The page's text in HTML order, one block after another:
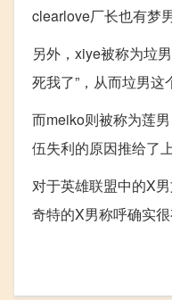
clearlove厂长也有梦
另外，xiye被称为垃
死我了”，从而垃男这
而meiko则被称为莲
伍失利的原因推给了
对于英雄联盟中的X
奇特的X男称呼确实